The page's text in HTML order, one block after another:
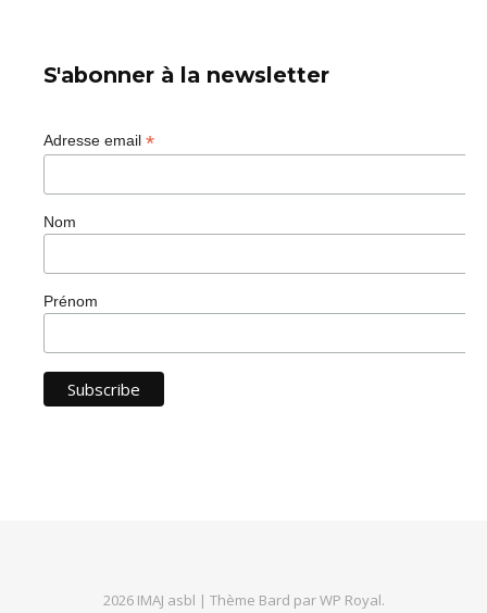
S'abonner à la newsletter
Adresse email *
Nom
Prénom
2026 IMAJ asbl | Thème Bard parWP Royal.